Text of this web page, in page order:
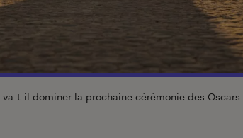
va-t-il dominer la prochaine cérémonie des Oscars